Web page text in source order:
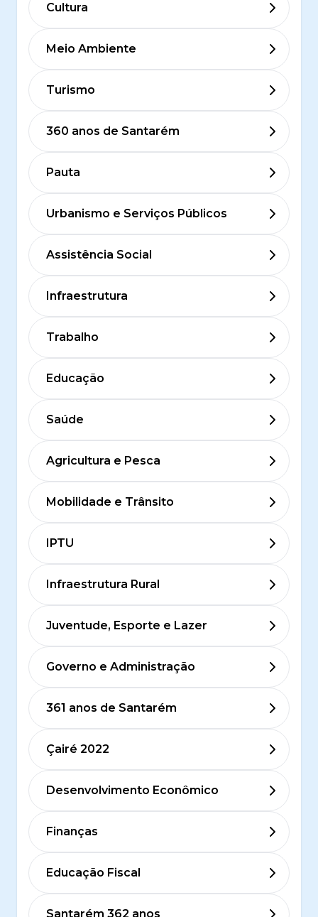
Cultura
Meio Ambiente
Turismo
360 anos de Santarém
Pauta
Urbanismo e Serviços Públicos
Assistência Social
Infraestrutura
Trabalho
Educação
Saúde
Agricultura e Pesca
Mobilidade e Trânsito
IPTU
Infraestrutura Rural
Juventude, Esporte e Lazer
Governo e Administração
361 anos de Santarém
Çairé 2022
Desenvolvimento Econômico
Finanças
Educação Fiscal
Santarém 362 anos